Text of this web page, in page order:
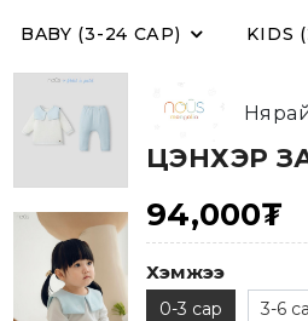
BABY (3-24 САР) KIDS
ЦЭНХЭР
94,000₮
Хэмжээ
0-3 сар 3-6